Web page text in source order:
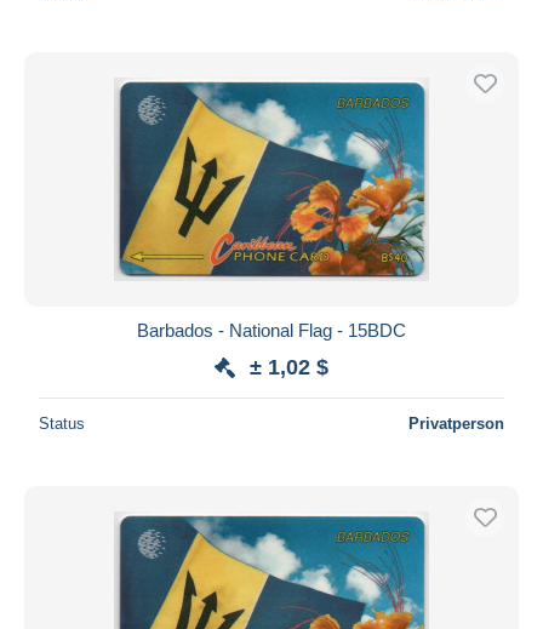
Barbados - National Flag - 15BDC
± 1,02 $
Status Privatperson